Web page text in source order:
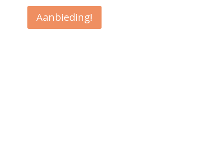
Aanbieding!